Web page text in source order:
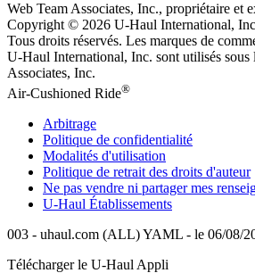
Web Team Associates, Inc., propriétaire et
Copyright © 2026 U-Haul International,
Tous droits réservés. Les marques de
U-Haul International, Inc. sont utilisés sous
Associates, Inc.
Air-Cushioned Ride®
Arbitrage
Politique de confidentialité
Modalités d'utilisation
Politique de retrait des droits d'auteur
Ne pas vendre ni partager mes
U-Haul Établissements
003 - uhaul.com (ALL) YAML - le 06/08/
Télécharger le U-Haul Appli